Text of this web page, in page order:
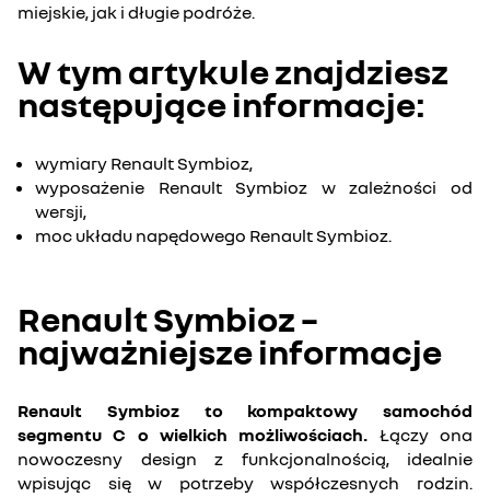
miejskie, jak i długie podróże.
W tym artykule znajdziesz
następujące informacje:
wymiary Renault Symbioz,
wyposażenie Renault Symbioz w zależności od
wersji,
moc układu napędowego Renault Symbioz.
Renault Symbioz –
najważniejsze informacje
Renault Symbioz to kompaktowy samochód
segmentu C o wielkich możliwościach. Łączy ona
nowoczesny design z funkcjonalnością, idealnie
wpisując się w potrzeby współczesnych rodzin.